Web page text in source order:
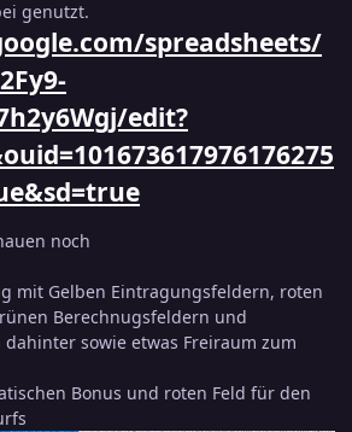
genutzt.
spreadsheets/
edit?
noch
mit Gelben Eintragungsfeldern, roten
Berechnugsfeldern und
sowie etwas Freiraum zum
Bonus und roten Feld für den